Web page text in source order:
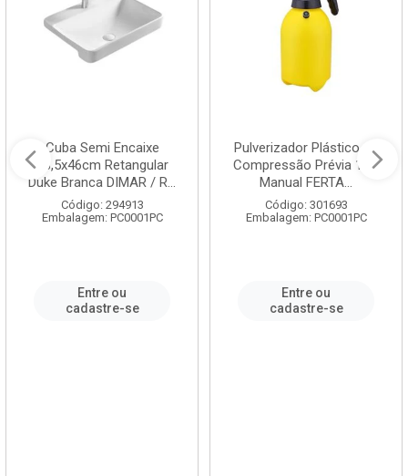
Cuba Semi Encaixe
58,5x46cm Retangular
Duke Branca DIMAR / R...
Código: 294913
Embalagem: PC0001PC
Entre ou
cadastre-se
Pulverizador Plástico de
Compressão Prévia 1,5L
Manual FERTA...
Código: 301693
Embalagem: PC0001PC
Entre ou
cadastre-se